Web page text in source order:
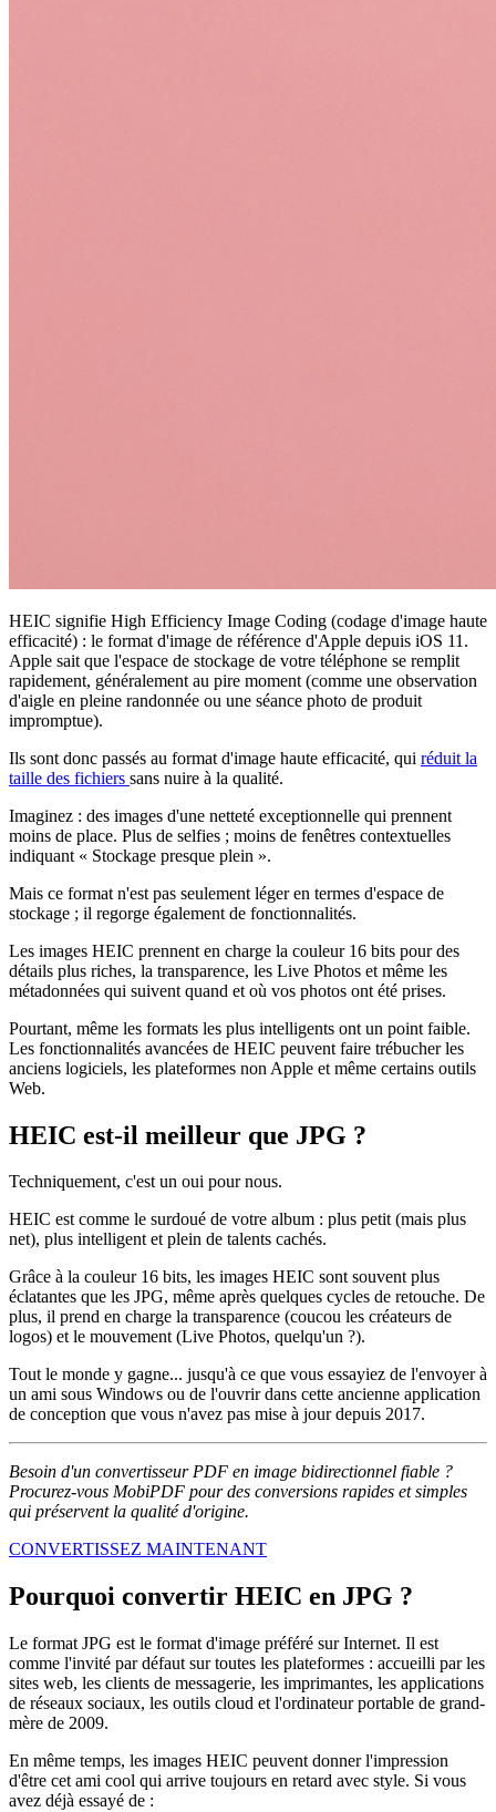
HEIC signifie High Efficiency Image Coding (codage d'image haute
efficacité) : le format d'image de référence d'Apple depuis iOS 11.
Apple sait que l'espace de stockage de votre téléphone se remplit
rapidement, généralement au pire moment (comme une observation
d'aigle en pleine randonnée ou une séance photo de produit
impromptue).
Ils sont donc passés au format d'image haute efficacité, qui réduit la
taille des fichiers sans nuire à la qualité.
Imaginez : des images d'une netteté exceptionnelle qui prennent
moins de place. Plus de selfies ; moins de fenêtres contextuelles
indiquant « Stockage presque plein ».
Mais ce format n'est pas seulement léger en termes d'espace de
stockage ; il regorge également de fonctionnalités.
Les images HEIC prennent en charge la couleur 16 bits pour des
détails plus riches, la transparence, les Live Photos et même les
métadonnées qui suivent quand et où vos photos ont été prises.
Pourtant, même les formats les plus intelligents ont un point faible.
Les fonctionnalités avancées de HEIC peuvent faire trébucher les
anciens logiciels, les plateformes non Apple et même certains outils
Web.
HEIC est-il meilleur que JPG ?
Techniquement, c'est un oui pour nous.
HEIC est comme le surdoué de votre album : plus petit (mais plus
net), plus intelligent et plein de talents cachés.
Grâce à la couleur 16 bits, les images HEIC sont souvent plus
éclatantes que les JPG, même après quelques cycles de retouche. De
plus, il prend en charge la transparence (coucou les créateurs de
logos) et le mouvement (Live Photos, quelqu'un ?).
Tout le monde y gagne... jusqu'à ce que vous essayiez de l'envoyer à
un ami sous Windows ou de l'ouvrir dans cette ancienne application
de conception que vous n'avez pas mise à jour depuis 2017.
Besoin d'un convertisseur PDF en image bidirectionnel fiable ?
Procurez-vous MobiPDF pour des conversions rapides et simples
qui préservent la qualité d'origine.
CONVERTISSEZ MAINTENANT
Pourquoi convertir HEIC en JPG ?
Le format JPG est le format d'image préféré sur Internet. Il est
comme l'invité par défaut sur toutes les plateformes : accueilli par les
sites web, les clients de messagerie, les imprimantes, les applications
de réseaux sociaux, les outils cloud et l'ordinateur portable de grand-
mère de 2009.
En même temps, les images HEIC peuvent donner l'impression
d'être cet ami cool qui arrive toujours en retard avec style. Si vous
avez déjà essayé de :